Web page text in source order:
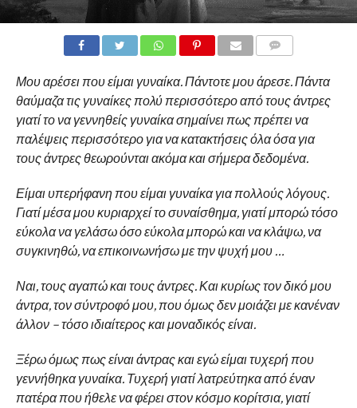
Μου αρέσει που είμαι γυναίκα. Πάντοτε μου άρεσε. Πάντα
θαύμαζα τις γυναίκες πολύ περισσότερο από τους άντρες
γιατί το να γεννηθείς γυναίκα σημαίνει πως πρέπει να
παλέψεις περισσότερο για να κατακτήσεις όλα όσα για
τους άντρες θεωρούνται ακόμα και σήμερα δεδομένα.
Είμαι υπερήφανη που είμαι γυναίκα για πολλούς λόγους.
Γιατί μέσα μου κυριαρχεί το συναίσθημα, γιατί μπορώ τόσο
εύκολα να γελάσω όσο εύκολα μπορώ και να κλάψω, να
συγκινηθώ, να επικοινωνήσω με την ψυχή μου …
Ναι, τους αγαπώ και τους άντρες. Και κυρίως τον δικό μου
άντρα, τον σύντροφό μου, που όμως δεν μοιάζει με κανέναν
άλλον – τόσο ιδιαίτερος και μοναδικός είναι.
Ξέρω όμως πως είναι άντρας και εγώ είμαι τυχερή που
γεννήθηκα γυναίκα. Τυχερή γιατί λατρεύτηκα από έναν
πατέρα που ήθελε να φέρει στον κόσμο κορίτσια, γιατί